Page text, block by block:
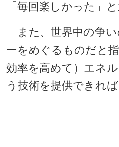
「毎回楽しかった」と
また、世界中の争
ーをめぐるものだと
効率を高めて）エネ
う技術を提供できれば